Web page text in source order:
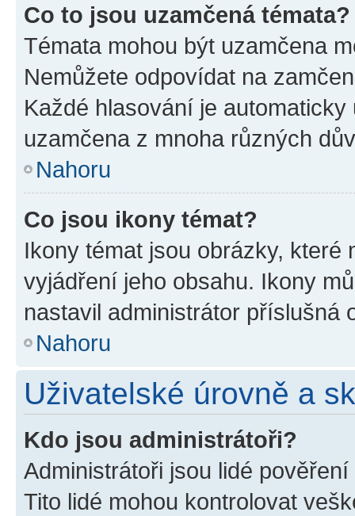
Co to jsou uzamčená témata?
Témata mohou být uzamčena
Nemůžete odpovídat na
Každé hlasování je
uzamčena z mnoha různých
Nahoru
Co jsou ikony témat?
Ikony témat jsou obrázky,
vyjádření jeho obsahu. Ikony
nastavil administrátor příslušná
Nahoru
Uživatelské úrovně a
Kdo jsou administrátoři?
Administrátoři jsou lidé
Tito lidé mohou kontrolovat